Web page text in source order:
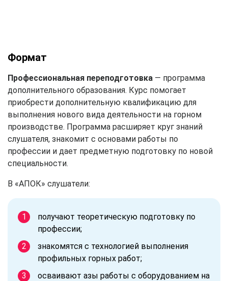
Формат
Профессиональная переподготовка — программа
дополнительного образования. Курс помогает
приобрести дополнительную квалификацию для
выполнения нового вида деятельности на горном
производстве. Программа расширяет круг знаний
слушателя, знакомит с основами работы по
профессии и дает предметную подготовку по новой
специальности.
В «АПОК» слушатели:
получают теоретическую подготовку по
профессии;
знакомятся с технологией выполнения
профильных горных работ;
осваивают азы работы с оборудованием на